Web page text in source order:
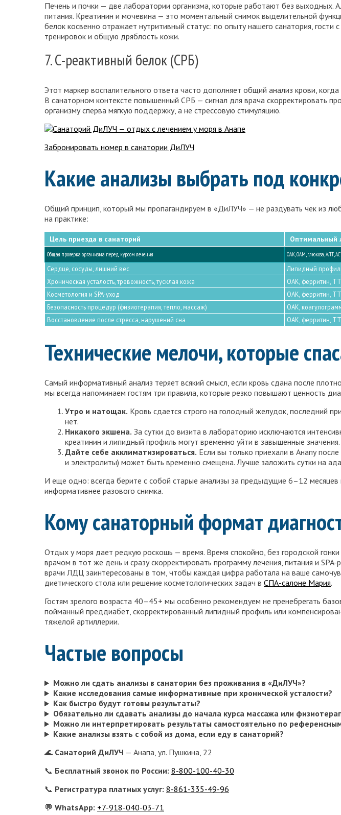
Печень и почки — две лаборатории организма, которые работают без выходных.
питания. Креатинин и мочевина — это моментальный снимок выделительной
белок косвенно отражает нутритивный статус: по опыту нашего санатория,
тренировок и общую дряблость кожи.
7. С-реактивный белок (СРБ)
Этот маркер воспалительного ответа часто дополняет общий анализ крови,
В санаторном контексте повышенный СРБ — сигнал для врача скорректировать
организму сперва мягкую поддержку, а не стрессовую стимуляцию.
Забронировать номер в санатории ДиЛУЧ
Какие анализы выбрать под
Общий принцип, который мы пропагандируем в «ДиЛУЧ» — не раздувать чек из
на практике:
Цель приезда в санаторий Оптимальный
Общая проверка организма перед курсом лечения ОАК, ОАМ, глюкоза, АЛТ,
Сердце, сосуды, лишний вес
Липидный
Хроническая усталость, тревожность, тусклая кожа
ОАК, ферритин,
Косметология и SPA-уход
ОАК, ферритин,
Безопасность процедур (физиотерапия, тепло, массаж)
ОАК,
Восстановление после стресса, нарушений сна
ОАК, ферритин,
Технические мелочи, которые
Самый информативный анализ теряет всякий смысл, если кровь сдана после
мы всегда напоминаем гостям три правила, которые резко повышают ценность
Утро и натощак. Кровь сдается строго на голодный желудок, последний
нет.
Никакого экшена. За сутки до визита в лабораторию исключаются
креатинин и липидный профиль могут временно уйти в завышенные значения.
Дайте себе акклиматизироваться. Если вы только приехали в Анапу
и электролиты) может быть временно смещена. Лучше заложить сутки на
И еще одно: всегда берите с собой старые анализы за предыдущие 6–12
информативнее разового снимка.
Кому санаторный формат
Отдых у моря дает редкую роскошь — время. Время спокойно, без городской
врачом в тот же день и сразу скорректировать программу лечения, питания и
врачи ЛДЦ заинтересованы в том, чтобы каждая цифра работала на ваше
диетического стола или решение косметологических задач в СПА-салоне Мария.
Гостям зрелого возраста 40–45+ мы особенно рекомендуем не пренебрегать
пойманный преддиабет, скорректированный липидный профиль или
тяжелой артиллерии.
Частые вопросы
Можно ли сдать анализы в санатории без проживания в «ДиЛУЧ»?
Какие исследования самые информативные при хронической усталости?
Как быстро будут готовы результаты?
Обязательно ли сдавать анализы до начала курса массажа или
Можно ли интерпретировать результаты самостоятельно по
Какие анализы взять с собой из дома, если еду в санаторий?
🌊 Санаторий ДиЛУЧ — Анапа, ул. Пушкина, 22
📞 Бесплатный звонок по России: 8-800-100-40-30
📞 Регистратура платных услуг: 8-861-335-49-96
💬 WhatsApp: +7-918-040-03-71